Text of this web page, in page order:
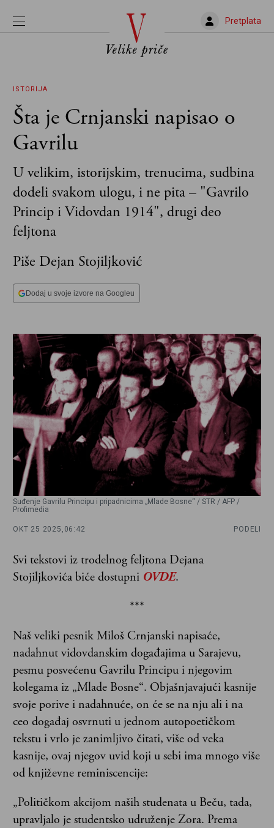
Pretplata
ISTORIJA
Šta je Crnjanski napisao o
Gavrilu
U velikim, istorijskim, trenucima, sudbina
dodeli svakom ulogu, i ne pita – "Gavrilo
Princip i Vidovdan 1914", drugi deo
feljtona
Piše Dejan Stojiljković
Dodaj u svoje izvore na Googleu
Suđenje Gavrilu Principu i pripadnicima „Mlade Bosne“ / STR / AFP /
Profimedia
OKT 25 2025, 06:42 PODELI
Svi tekstovi iz trodelnog feljtona Dejana
Stojiljkovića biće dostupni OVDE.
***
Naš veliki pesnik Miloš Crnjanski napisaće,
nadahnut vidovdanskim događajima u Sarajevu,
pesmu posvećenu Gavrilu Principu i njegovim
kolegama iz „Mlade Bosne“. Objašnjavajući kasnije
svoje porive i nadahnuće, on će se na nju ali i na
ceo događaj osvrnuti u jednom autopoetičkom
tekstu i vrlo je zanimljivo čitati, više od veka
kasnije, ovaj njegov uvid koji u sebi ima mnogo više
od književne reminiscencije:
„Političkom akcijom naših studenata u Beču, tada,
upravljalo je studentsko udruženje Zora. Prema